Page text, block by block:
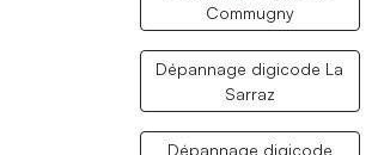
Commugny
Dépannage digicode La
Sarraz
Dépannage digicode